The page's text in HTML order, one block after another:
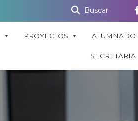
Buscar
PROYECTOS ALUMNADO
SECRETARIA